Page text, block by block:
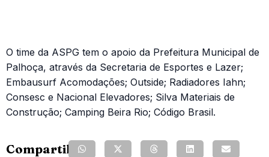
O time da ASPG tem o apoio da Prefeitura Municipal de
Palhoça, através da Secretaria de Esportes e Lazer;
Embausurf Acomodações; Outside; Radiadores Iahn;
Consesc e Nacional Elevadores; Silva Materiais de
Construção; Camping Beira Rio; Código Brasil.
Compartilhe: